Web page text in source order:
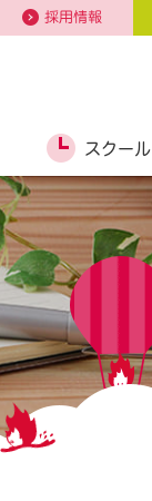
採用情報
スクール